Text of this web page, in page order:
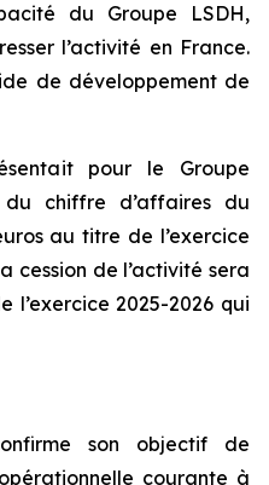
du Groupe LSDH,
l’activité en France.
de développement de
pour le Groupe
du chiffre d’affaires du
au titre de l’exercice
cession de l’activité sera
l’exercice 2025-2026 qui
son objectif de
courante à